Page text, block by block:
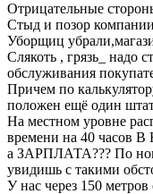
Отрицательные
Стыд и позор
Уборщиц
Слякоть , грязь_ надо
обслуживания
Причем по
положен ещё один
На местном уровне
времени на 40 часов
а ЗАРПЛАТА??? По
увидишь с такими
У нас через 150